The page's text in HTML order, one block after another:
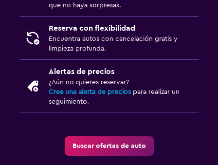
que no haya sorpresas.
Reserva con flexibilidad
Encuentra autos con cancelación gratis y
limpieza profunda.
Alertas de precios
¿Aún no quieres reservar?
Crea una alerta de precios para realizar un
seguimiento.
Buscar ofertas de auto